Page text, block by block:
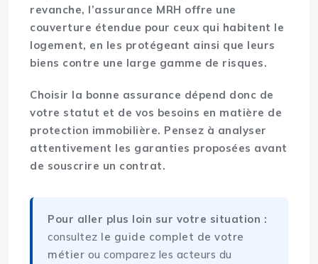
revanche, l’assurance MRH offre une
couverture étendue pour ceux qui habitent le
logement, en les protégeant ainsi que leurs
biens contre une large gamme de risques.
Choisir la bonne assurance dépend donc de
votre statut et de vos besoins en matière de
protection immobilière. Pensez à analyser
attentivement les garanties proposées avant
de souscrire un contrat.
Pour aller plus loin sur votre situation :
consultez le guide complet de votre
métier ou comparez les acteurs du